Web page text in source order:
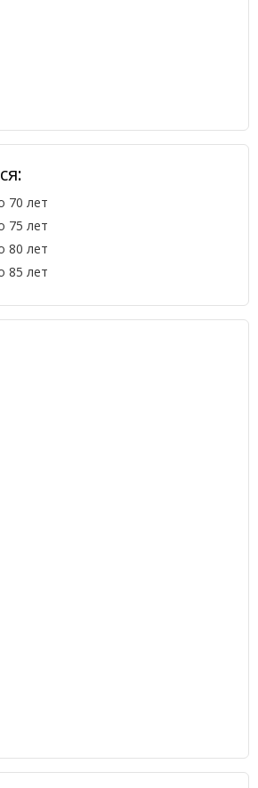
70 лет
75 лет
80 лет
85 лет